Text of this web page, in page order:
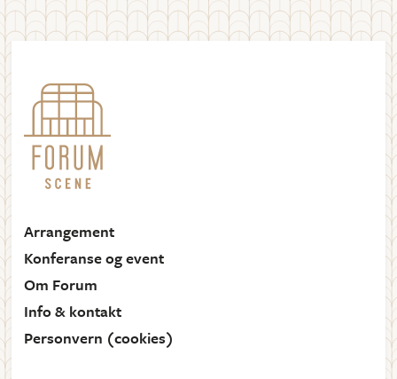
Arrangement
Konferanse og event
Om Forum
Info & kontakt
Personvern (cookies)